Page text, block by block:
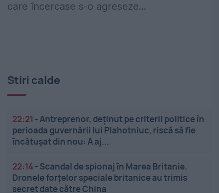
care încercase s-o agreseze...
Stiri calde
22:21 -Antreprenor, deţinut pe criterii politice în
perioada guvernării lui Plahotniuc, riscă să fie
încătuşat din nou: A aj...
22:14- Scandal de spionaj în Marea Britanie.
Dronele forțelor speciale britanice au trimis
secret date către China